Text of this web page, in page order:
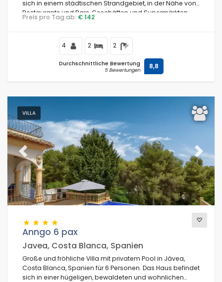
sich in einem städtischen Strandgebiet, in der Nähe von
Restaurants und Bars, Geschäften und Supermärkten,
100 m vom Playa de la Grava, dem Strand von Jávea,
Preis pro Tag ab: € 142
4 2 2
Durchschnittliche Bewertung
5 Bewertungen 8,8
VILLA
Previous Next
Anngo 6 pax
Javea, Costa Blanca, Spanien
Große und fröhliche Villa mit privatem Pool in Jávea,
Costa Blanca, Spanien für 6 Personen. Das Haus befindet
sich in einer hügeligen, bewaldeten und wohnlichen